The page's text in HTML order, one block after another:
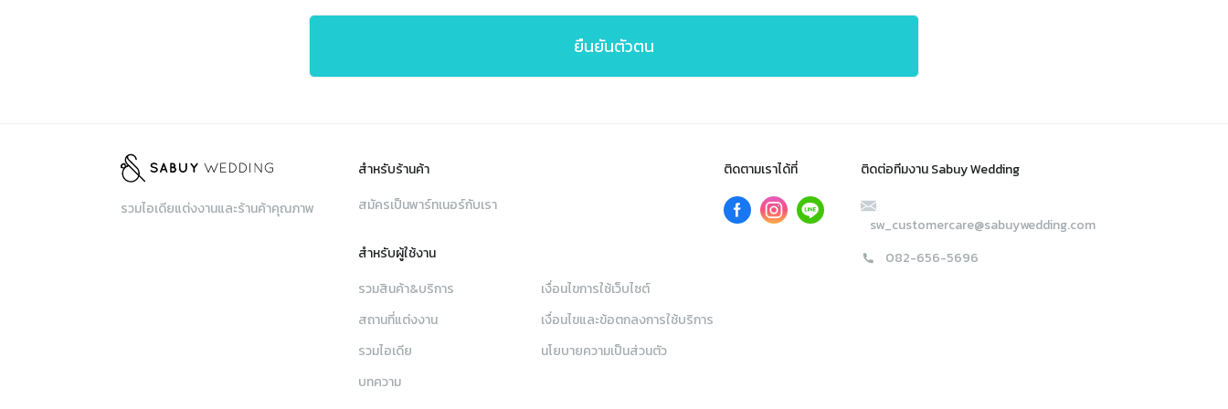
ยืนยันตัวตน
รวมไอเดียแต่งงานและร้านค้าคุณภาพ
สำหรับร้านค้า
สมัครเป็นพาร์ทเนอร์กับเรา
สำหรับผู้ใช้งาน
รวมสินค้า&บริการ
สถานที่แต่งงาน
รวมไอเดีย
บทความ
เงื่อนไขการใช้เว็บไซต์
เงื่อนไขและข้อตกลงการใช้บริการ
นโยบายความเป็นส่วนตัว
ติดตามเราได้ที่ ติดต่อทีมงาน Sabuy Wedding
sw_customercare@sabuywedding.com
082-656-5696